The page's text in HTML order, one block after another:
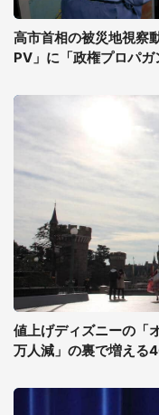
高市首相の被災地視察
PV」に「政権プロパガ
値上げディズニーの「
万人減」の裏で増える